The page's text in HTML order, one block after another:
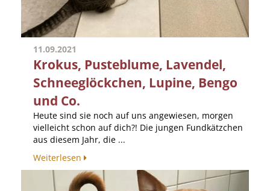
11.09.2021
Krokus, Pusteblume, Lavendel,
Schneeglöckchen, Lupine, Bengo
und Co.
Heute sind sie noch auf uns angewiesen, morgen
vielleicht schon auf dich?! Die jungen Fundkätzchen
aus diesem Jahr, die ...
Weiterlesen